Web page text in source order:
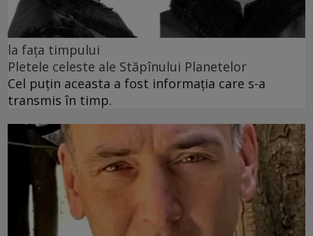
la fața timpului
Pletele celeste ale Stăpînului Planetelor
Cel puţin aceasta a fost informaţia care s-a
transmis în timp.